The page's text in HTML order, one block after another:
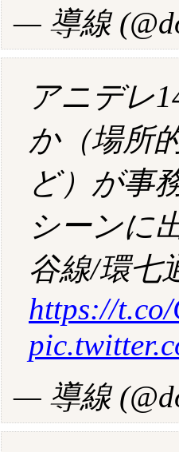
— 導線
アニデレ
か（場所
ど）が事
シーンに
谷線/環七
https://
— 導線